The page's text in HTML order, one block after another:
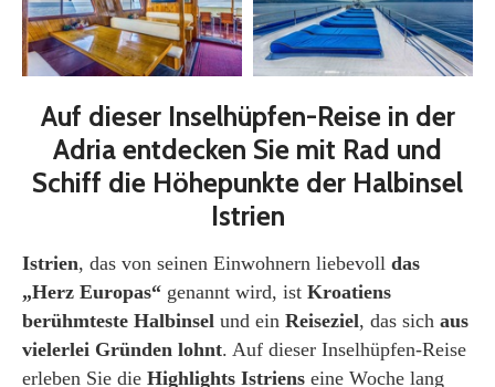
Auf dieser Inselhüpfen-Reise in der
Adria entdecken Sie mit Rad und
Schiff die Höhepunkte der Halbinsel
Istrien
Istrien, das von seinen Einwohnern liebevoll das
„Herz Europas“ genannt wird, ist Kroatiens
berühmteste Halbinsel und ein Reiseziel, das sich aus
vielerlei Gründen lohnt. Auf dieser Inselhüpfen-Reise
erleben Sie die Highlights Istriens eine Woche lang